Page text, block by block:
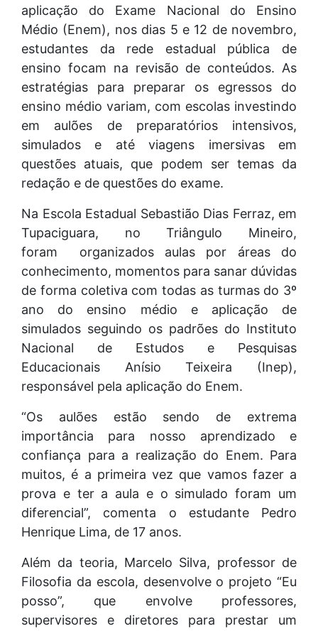
aplicação do Exame Nacional do Ensino
Médio (Enem), nos dias 5 e 12 de novembro,
estudantes da rede estadual pública de
ensino focam na revisão de conteúdos. As
estratégias para preparar os egressos do
ensino médio variam, com escolas investindo
em aulões de preparatórios intensivos,
simulados e até viagens imersivas em
questões atuais, que podem ser temas da
redação e de questões do exame.
Na Escola Estadual Sebastião Dias Ferraz, em
Tupaciguara, no Triângulo Mineiro,
foram organizados aulas por áreas do
conhecimento, momentos para sanar dúvidas
de forma coletiva com todas as turmas do 3º
ano do ensino médio e aplicação de
simulados seguindo os padrões do Instituto
Nacional de Estudos e Pesquisas
Educacionais Anísio Teixeira (Inep),
responsável pela aplicação do Enem.
“Os aulões estão sendo de extrema
importância para nosso aprendizado e
confiança para a realização do Enem. Para
muitos, é a primeira vez que vamos fazer a
prova e ter a aula e o simulado foram um
diferencial”, comenta o estudante Pedro
Henrique Lima, de 17 anos.
Além da teoria, Marcelo Silva, professor de
Filosofia da escola, desenvolve o projeto “Eu
posso”, que envolve professores,
supervisores e diretores para prestar um